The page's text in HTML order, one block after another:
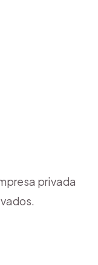
privada